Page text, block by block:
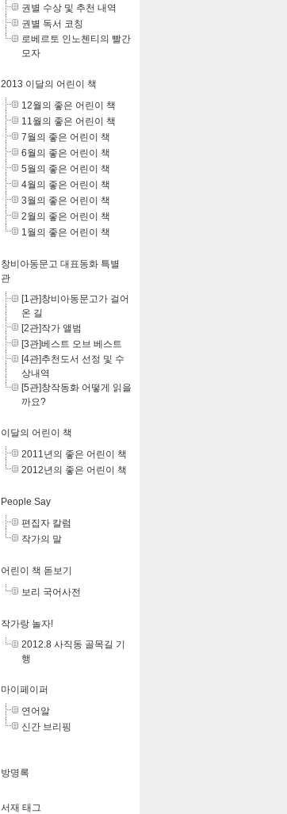
권별 수상 및 추천 내역
권별 독서 코칭
로베르토 인노첸티의 빨간
모자
2013 이달의 어린이 책
12월의 좋은 어린이 책
11월의 좋은 어린이 책
7월의 좋은 어린이 책
6월의 좋은 어린이 책
5월의 좋은 어린이 책
4월의 좋은 어린이 책
3월의 좋은 어린이 책
2월의 좋은 어린이 책
1월의 좋은 어린이 책
창비아동문고 대표동화 특별
관
[1관]창비아동문고가 걸어
온 길
[2관]작가 앨범
[3관]베스트 오브 베스트
[4관]추천도서 선정 및 수
상내역
[5관]창작동화 어떻게 읽을
까요?
이달의 어린이 책
2011년의 좋은 어린이 책
2012년의 좋은 어린이 책
People Say
편집자 칼럼
작가의 말
어린이 책 돋보기
보리 국어사전
작가랑 놀자!
2012.8 사직동 골목길 기
행
마이페이퍼
연어알
신간 브리핑
방명록
서재 태그